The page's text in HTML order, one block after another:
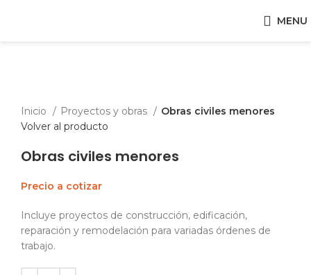
MENU
Inicio
Proyectos y obras
Obras civiles menores
Volver al producto
Obras civiles menores
Precio a cotizar
Incluye proyectos de construcción, edificación,
reparación y remodelación para variadas órdenes de
trabajo.